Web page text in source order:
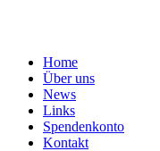
Home
Über uns
News
Links
Spendenkonto
Kontakt